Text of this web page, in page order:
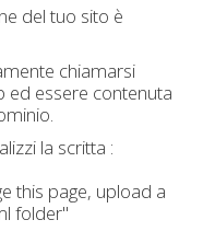
del tuo sito è
chiamarsi
ed essere contenuta
la scritta :
this page, upload a
folder"